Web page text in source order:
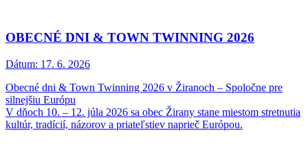
OBECNÉ DNI & TOWN TWINNING 2026
Dátum: 17. 6. 2026
Obecné dni & Town Twinning 2026 v Žiranoch – Spoločne pre
silnejšiu Európu
V dňoch 10. – 12. júla 2026 sa obec Žirany stane miestom stretnutia
kultúr, tradícií, názorov a priateľstiev naprieč Európou.